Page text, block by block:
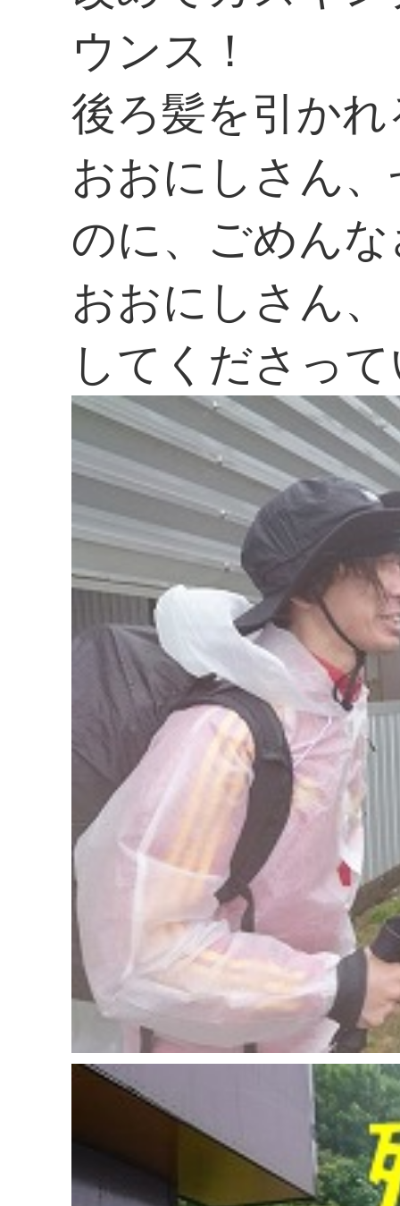
ウンス！
後ろ髪を引か
おおにしさん
のに、ごめん
おおにしさん
してくださっ